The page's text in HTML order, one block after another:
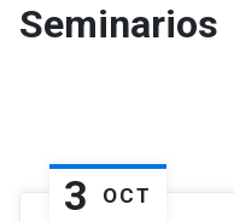
Seminarios
3 OCT